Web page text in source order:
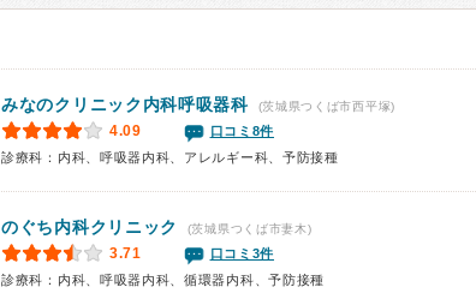
みなのクリニック内科呼吸器科 (茨城県つくば市西平塚)
4.09
口コミ8件
診療科：内科、呼吸器内科、アレルギー科、予防接種
のぐち内科クリニック (茨城県つくば市妻木)
3.71
口コミ3件
診療科：内科、呼吸器内科、循環器内科、予防接種